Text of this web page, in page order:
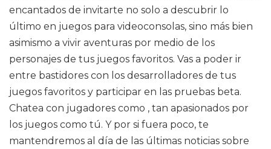
encantados de invitarte no solo a descubrir lo
último en juegos para videoconsolas, sino más bien
asimismo a vivir aventuras por medio de los
personajes de tus juegos favoritos. Vas a poder ir
entre bastidores con los desarrolladores de tus
juegos favoritos y participar en las pruebas beta.
Chatea con jugadores como , tan apasionados por
los juegos como tú. Y por si fuera poco, te
mantendremos al día de las últimas noticias sobre